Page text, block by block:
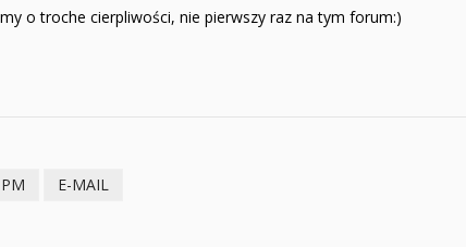
o troche cierpliwości, nie pierwszy raz na tym forum:)
PM E-MAIL